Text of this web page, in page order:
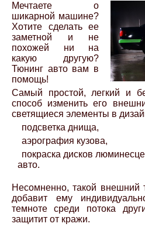
Мечтаете о
шикарной машине?
Хотите сделать ее
заметной и не
похожей ни на
какую другую?
Тюнинг авто вам в
помощь!
Самый простой, легкий и
способ изменить его
светящиеся элементы в
подсветка днища,
аэрография кузова,
покраска дисков
авто.
Несомненно, такой внешний
добавит ему
темноте среди потока
защитит от кражи.